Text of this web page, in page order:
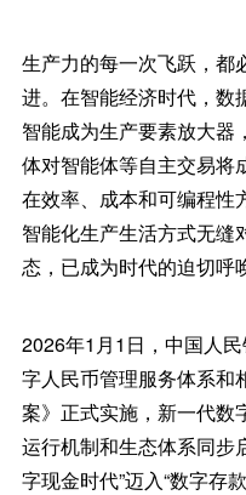
生产力的每一次飞跃，都
进。在智能经济时代，数
智能成为生产要素放大器
体对智能体等自主交易将
在效率、成本和可编程性
智能化生产生活方式无缝
态，已成为时代的迫切呼
2026年1月1日，中国人
字人民币管理服务体系和
案》正式实施，新一代数
运行机制和生态体系同步
字现金时代”迈入“数字存